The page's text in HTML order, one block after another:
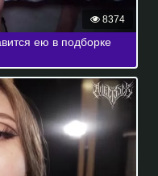
8374
ею в подборке